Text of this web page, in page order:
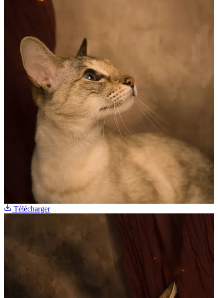
Télécharger